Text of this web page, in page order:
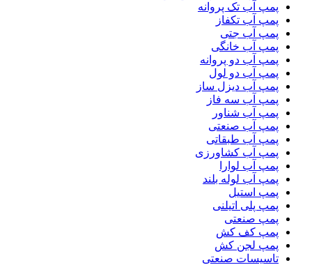
پمپ آب تک پروانه
پمپ آب تکفاز
پمپ آب جتی
پمپ آب خانگی
پمپ آب دو پروانه
پمپ آب دو لول
پمپ آب دیزل ساز
پمپ آب سه فاز
پمپ آب شناور
پمپ آب صنعتی
پمپ آب طبقاتی
پمپ آب کشاورزی
پمپ آب لوارا
پمپ آب لوله بلند
پمپ استیل
پمپ پلی اتیلنی
پمپ صنعتی
پمپ کف کش
پمپ لجن کش
تاسیسات صنعتی